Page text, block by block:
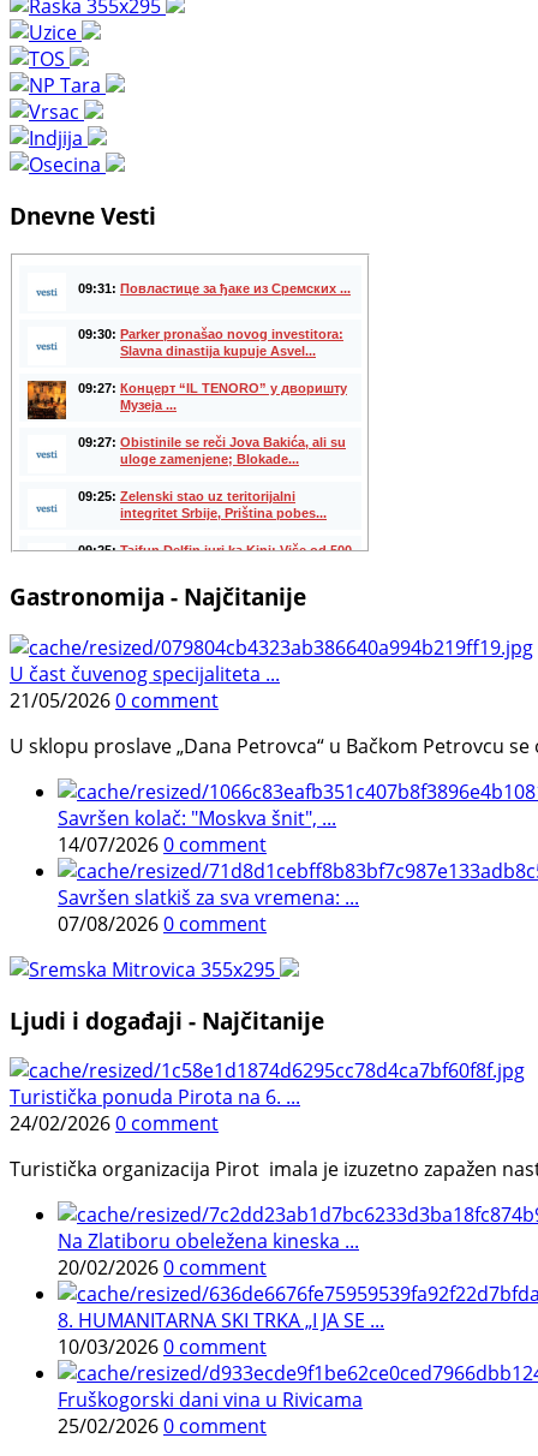
Dnevne Vesti
Gastronomija - Najčitanije
U čast čuvenog specijaliteta ...
21/05/20260 comment
U sklopu proslave „Dana Petrovca“ u Bačkom Petrovcu
Savršen kolač: "Moskva šnit", ...
14/07/20260 comment
Savršen slatkiš za sva vremena: ...
07/08/20260 comment
Ljudi i događaji - Najčitanije
Turistička ponuda Pirota na 6. ...
24/02/20260 comment
Turistička organizacija Pirot imala je izuzetno zapažen
Na Zlatiboru obeležena kineska ...
20/02/20260 comment
8. HUMANITARNA SKI TRKA „I JA SE ...
10/03/20260 comment
Fruškogorski dani vina u Rivicama
25/02/20260 comment